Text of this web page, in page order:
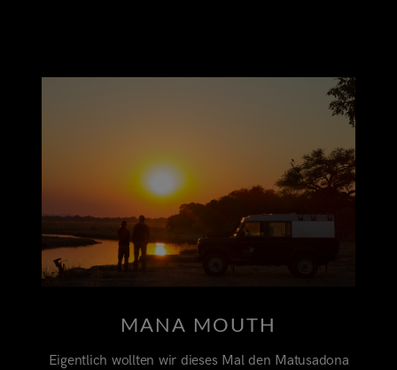
MANA MOUTH
Eigentlich wollten wir dieses Mal den Matusadona